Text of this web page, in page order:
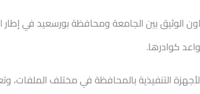
الوثيق بين الجامعة ومحافظة بورسعيد في
كوادرها.
التنفيذية بالمحافظة في مختلف الملفات،